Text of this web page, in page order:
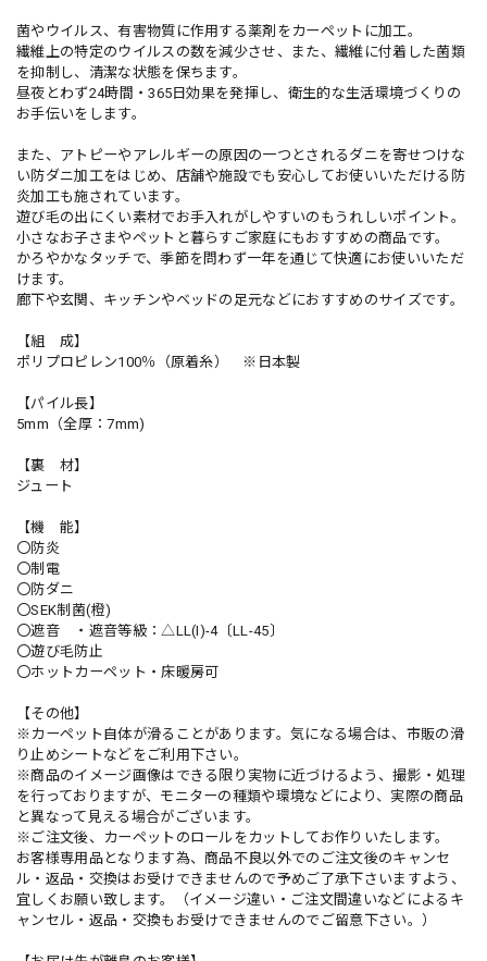
菌やウイルス、有害物質に作用する薬剤をカーペットに加工。
繊維上の特定のウイルスの数を減少させ、また、繊維に付着した菌類
を抑制し、清潔な状態を保ちます。
昼夜とわず24時間・365日効果を発揮し、衛生的な生活環境づくりの
お手伝いをします。
また、アトピーやアレルギーの原因の一つとされるダニを寄せつけな
い防ダニ加工をはじめ、店舗や施設でも安心してお使いいただける防
炎加工も施されています。
遊び毛の出にくい素材でお手入れがしやすいのもうれしいポイント。
小さなお子さまやペットと暮らすご家庭にもおすすめの商品です。
かろやかなタッチで、季節を問わず一年を通じて快適にお使いいただ
けます。
廊下や玄関、キッチンやベッドの足元などにおすすめのサイズです。
【組 成】
ポリプロピレン100％（原着糸） ※日本製
【パイル長】
5mm（全厚：7mm)
【裏 材】
ジュート
【機 能】
〇防炎
〇制電
〇防ダニ
〇SEK制菌(橙)
〇遮音 ・遮音等級：△LL(I)-4〔LL-45〕
〇遊び毛防止
〇ホットカーペット・床暖房可
【その他】
※カーペット自体が滑ることがあります。気になる場合は、市販の滑
り止めシートなどをご利用下さい。
※商品のイメージ画像はできる限り実物に近づけるよう、撮影・処理
を行っておりますが、モニターの種類や環境などにより、実際の商品
と異なって見える場合がございます。
※ご注文後、カーペットのロールをカットしてお作りいたします。
お客様専用品となります為、商品不良以外でのご注文後のキャンセ
ル・返品・交換はお受けできませんので予めご了承下さいますよう、
宜しくお願い致します。（イメージ違い・ご注文間違いなどによるキ
ャンセル・返品・交換もお受けできませんのでご留意下さい。）